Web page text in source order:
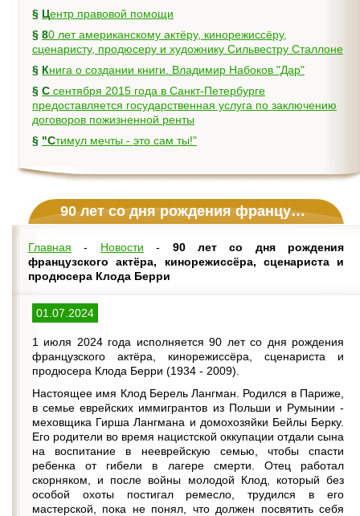
§
Центр правовой помощи
§ 80 лет американскому актёру, кинорежиссёру,
сценаристу, продюсеру и художнику Сильвестру Сталлоне
§
Книга о создании книги. Владимир Набоков "Дар"
§ С сентября 2015 года в Санкт-Петербурге
предоставляется государственная услуга по заключению
договоров пожизненной ренты
§
"Стимул мечты - это сам ты!"
90 лет со дня рождения французского актёра, кинорежиссёра, сценариста и продюсера Клода Берри
Главная - Новости - 90 лет со дня рождения
французского актёра, кинорежиссёра, сценариста и
продюсера Клода Берри
01.07.2024
1 июля 2024 года исполняется 90 лет со дня рождения
французского актёра, кинорежиссёра, сценариста и
продюсера Клода Берри (1934 - 2009).
Настоящее имя Клод Берель Лангман. Родился в Париже,
в семье еврейских иммигрантов из Польши и Румынии -
меховщика Гирша Лангмана и домохозяйки Бейлы Берку.
Его родители во время нацистской оккупации отдали сына
на воспитание в нееврейскую семью, чтобы спасти
ребенка от гибели в лагере смерти. Отец работал
скорняком, и после войны молодой Клод, который без
особой охоты постигал ремесло, трудился в его
мастерской, пока не понял, что должен посвятить себя